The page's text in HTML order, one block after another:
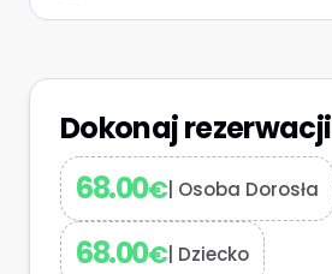
Dokonaj rezerwacji
68.00€| Osoba Dorosła
68.00€| Dziecko